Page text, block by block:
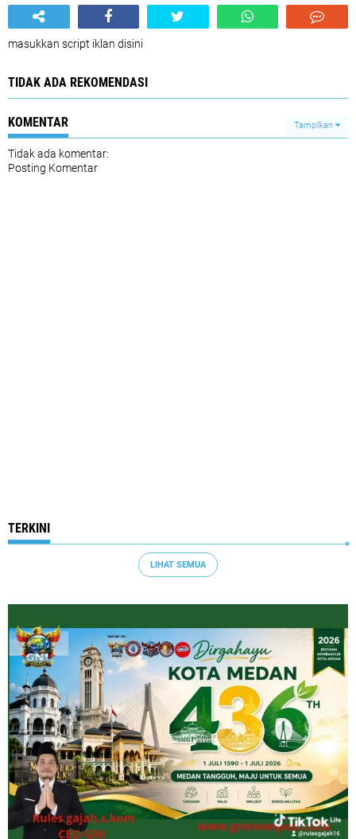
masukkan script iklan disini
TIDAK ADA REKOMENDASI
KOMENTAR Tampilkan
Tidak ada komentar:
Posting Komentar
TERKINI
LIHAT SEMUA